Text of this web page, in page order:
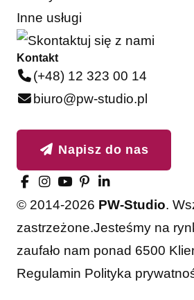
Inne usługi
Kontakt
(+48) 12 323 00 14
biuro@pw-studio.pl
Napisz do nas
© 2014-2026 PW-Studio.
zastrzeżone.Jesteśmy na
zaufało nam ponad 6500
Regulamin Polityka